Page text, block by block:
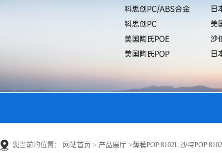
您当前的位置： 网站首页 > 产品展厅 >薄膜POP 8102L 沙特POP